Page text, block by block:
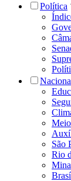
Política
São
Rio